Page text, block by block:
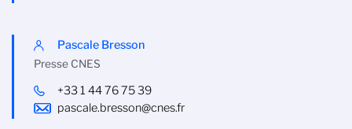
Pascale Bresson
Presse CNES
+33 1 44 76 75 39
pascale.bresson@cnes.fr